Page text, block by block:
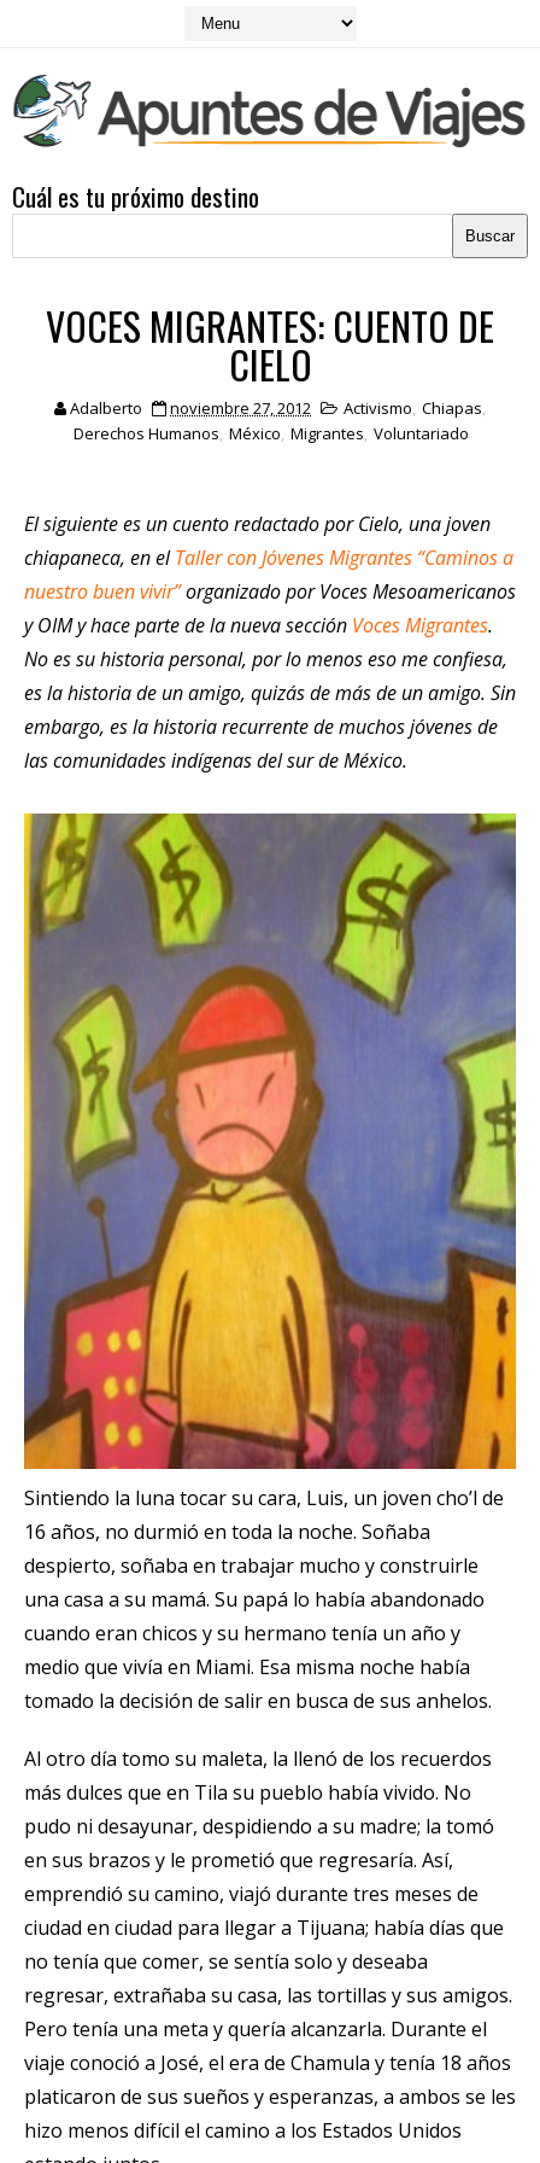
Cuál es tu próximo destino
VOCES MIGRANTES: CUENTO DE
CIELO
Adalberto noviembre 27, 2012 Activismo, Chiapas,
Derechos Humanos, México, Migrantes, Voluntariado
El siguiente es un cuento redactado por Cielo, una joven
chiapaneca, en elTaller con Jóvenes Migrantes “Caminos a
nuestro buen vivir”organizado por Voces Mesoamericanos
y OIM y hace parte de la nueva sección Voces Migrantes.
No es su historia personal, por lo menos eso me confiesa,
es la historia de un amigo, quizás de más de un amigo. Sin
embargo, es la historia recurrente de muchos jóvenes de
las comunidades indígenas del sur de México.
Sintiendo la luna tocar su cara, Luis, un joven cho’l de
16 años, no durmió en toda la noche. Soñaba
despierto, soñaba en trabajar mucho y construirle
una casa a su mamá. Su papá lo había abandonado
cuando eran chicos y su hermano tenía un año y
medio que vivía en Miami. Esa misma noche había
tomado la decisión de salir en busca de sus anhelos.
Al otro día tomo su maleta, la llenó de los recuerdos
más dulces que en Tila su pueblo había vivido. No
pudo ni desayunar, despidiendo a su madre; la tomó
en sus brazos y le prometió que regresaría. Así,
emprendió su camino, viajó durante tres meses de
ciudad en ciudad para llegar a Tijuana; había días que
no tenía que comer, se sentía solo y deseaba
regresar, extrañaba su casa, las tortillas y sus amigos.
Pero tenía una meta y quería alcanzarla. Durante el
viaje conoció a José, el era de Chamula y tenía 18 años
platicaron de sus sueños y esperanzas, a ambos se les
hizo menos difícil el camino a los Estados Unidos